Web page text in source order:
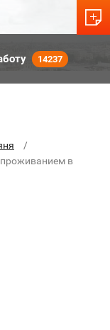
14237
проживанием в